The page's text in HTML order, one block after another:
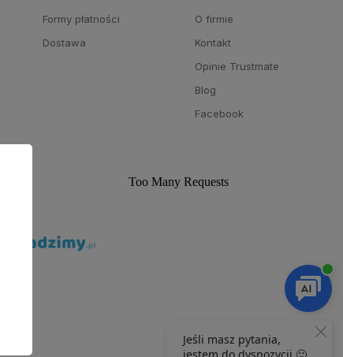
Formy płatności
Dostawa
O firmie
Kontakt
Opinie Trustmate
Blog
Facebook